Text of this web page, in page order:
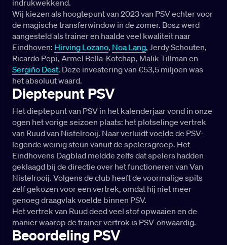
indrukwekkend.
Wij kiezen als hoogtepunt van 2023 van PSV echter voor
de magische transferwindow in de zomer. Bosz werd
aangesteld als trainer en haalde veel kwaliteit naar
Eindhoven: Hirving Lozano, Noa Lang, Jerdy Schouten,
Ricardo Pepi, Armel Bella-Kotchap, Malik Tillman en
Sergiño Dest. Deze investering van €53,5 miljoen was
het absoluut waard.
Dieptepunt PSV
Het dieptepunt van PSV in het kalenderjaar vond in onze
ogen het vorige seizoen plaats: het plotselinge vertrek
van Ruud van Nistelrooij. Naar verluidt voelde de PSV-
legende weinig steun vanuit de spelersgroep. Het
Eindhovens Dagblad meldde zelfs dat spelers hadden
geklaagd bij de directie over het functioneren van Van
Nistelrooij. Volgens de club heeft de voormalige spits
zelf gekozen voor een vertrek, omdat hij niet meer
genoeg draagvlak voelde binnen PSV.
Het vertrek van Ruud deed veel stof opwaaien en de
manier waarop de trainer vertrok is PSV-onwaardig.
Beoordeling PSV